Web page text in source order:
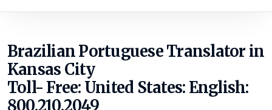
Brazilian Portuguese Translator in
Kansas City
Toll- Free: United States: English:
800.210.2049